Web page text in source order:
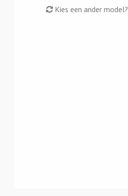
Kies een ander model?